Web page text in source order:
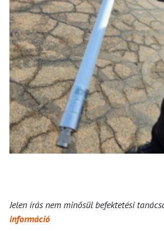
Jelen írás nem minősül befektetési
információ